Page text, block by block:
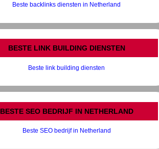
Beste backlinks diensten in Netherland
BESTE LINK BUILDING DIENSTEN
Beste link building diensten
BESTE SEO BEDRIJF IN NETHERLAND
Beste SEO bedrijf in Netherland